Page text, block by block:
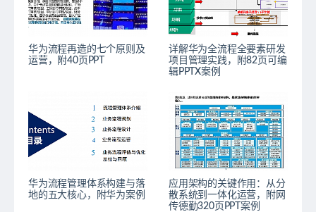
华为流程再造的七个原则及
运营，附40页PPT
详解华为全流程全要素研发
项目管理实践，附82页可编
辑PPTX案例
华为流程管理体系构建与落
地的五大核心，附华为案例
应用架构的关键作用：从分
散系统到一体化运营，附网
传德勤320页PPT案例